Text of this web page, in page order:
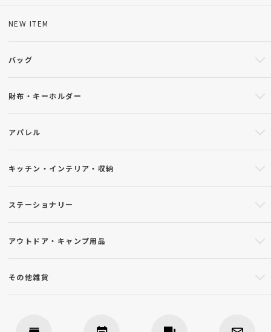
NEW ITEM
バッグ
財布・キーホルダー
アパレル
キッチン・インテリア・収納
ステーショナリー
アウトドア・キャンプ用品
その他雑貨